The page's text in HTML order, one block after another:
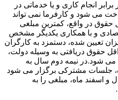
انجام کاری و یا خدماتی در
می شود و کارفرما نمی تواند
حقوق در واقع، کمترین مبلغی
و با همکاری یکدیگر مشخص
تعیین شده، دستمزد به کارگران
حقوق دریافتی به وسیله دولت،
شود.در نیمه دوم سال به
جلسات مشترکی برگزار می شود
و اسفند ماه، مبلغی را به